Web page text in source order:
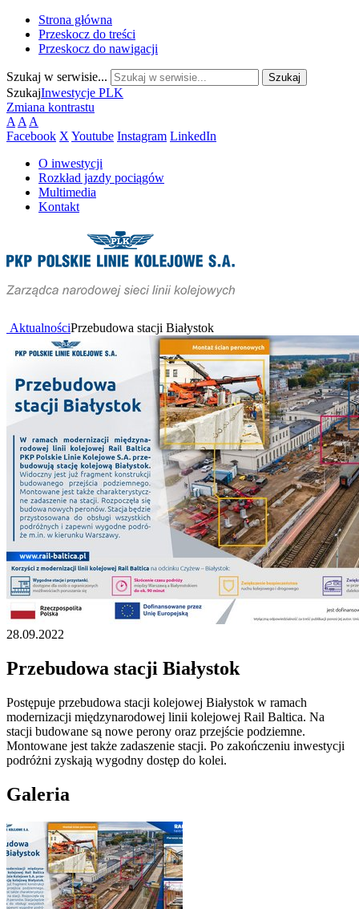
Strona główna
Przeskocz do treści
Przeskocz do nawigacji
Szukaj w serwisie...
SzukajInwestycje PLK
Zmiana kontrastu
A A A
Facebook X Youtube Instagram LinkedIn
O inwestycji
Rozkład jazdy pociągów
Multimedia
Kontakt
AktualnościPrzebudowa stacji Białystok
28.09.2022
Przebudowa stacji Białystok
Postępuje przebudowa stacji kolejowej Białystok w ramach
modernizacji międzynarodowej linii kolejowej Rail Baltica. Na
stacji budowane są nowe perony oraz przejście podziemne.
Montowane jest także zadaszenie stacji. Po zakończeniu inwestycji
podróżni zyskają wygodny dostęp do kolei.
Galeria